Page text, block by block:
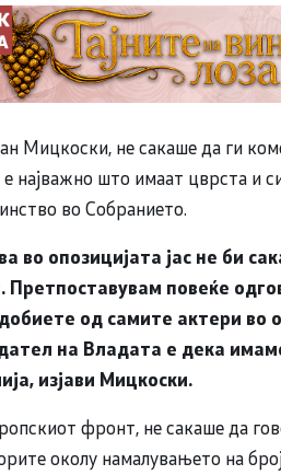
Мицкоски, не сакаше да ги
најважно што имаат цврста и
во Собранието.
во опозицијата јас не би
Претпоставувам повеќе
од самите актери во
на Владата е дека
изјави Мицкоски.
фронт, не сакаше да
околу намалувањето на